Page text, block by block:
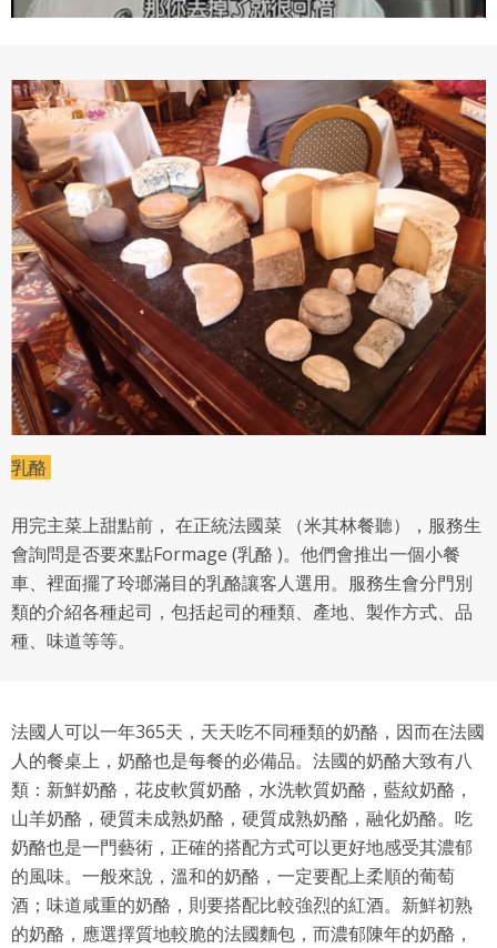
乳酪
用完主菜上甜點前， 在正統法國菜 （米其林餐聽），服務生
會詢問是否要來點Formage (乳酪 )。他們會推出一個小餐
車、裡面擺了玲瑯滿目的乳酪讓客人選用。服務生會分門別
類的介紹各種起司，包括起司的種類、產地、製作方式、品
種、味道等等。
法國人可以一年365天，天天吃不同種類的奶酪，因而在法國
人的餐桌上，奶酪也是每餐的必備品。法國的奶酪大致有八
類：新鮮奶酪，花皮軟質奶酪，水洗軟質奶酪，藍紋奶酪，
山羊奶酪，硬質未成熟奶酪，硬質成熟奶酪，融化奶酪。吃
奶酪也是一門藝術，正確的搭配方式可以更好地感受其濃郁
的風味。一般來說，溫和的奶酪，一定要配上柔順的葡萄
酒；味道咸重的奶酪，則要搭配比較強烈的紅酒。新鮮初熟
的奶酪，應選擇質地較脆的法國麵包，而濃郁陳年的奶酪，